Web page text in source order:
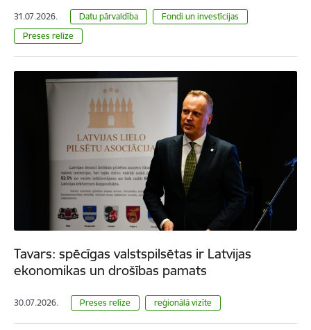
31.07.2026. Datu pārvaldība
Fondi un investīcijas
Preses relīze
Tavars: spēcīgas valstspilsētas ir Latvijas
ekonomikas un drošības pamats
30.07.2026. Preses relīze reģionālā vizīte